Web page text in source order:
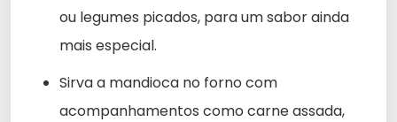
ou legumes picados, para um sabor ainda
mais especial.
Sirva a mandioca no forno com
acompanhamentos como carne assada,